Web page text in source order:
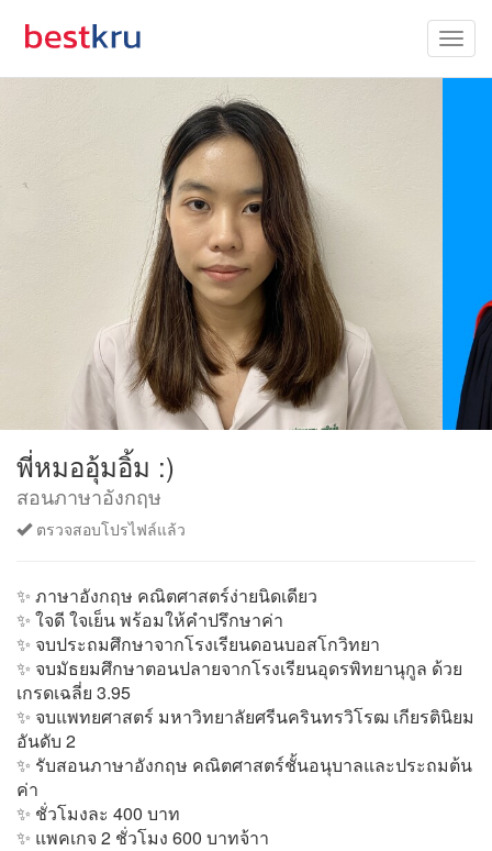
พี่หมออุ้มอิ้ม :)
สอนภาษาอังกฤษ
ตรวจสอบโปรไฟล์แล้ว
✨ ภาษาอังกฤษ คณิตศาสตร์ง่ายนิดเดียว
✨ ใจดี ใจเย็น พร้อมให้คำปรึกษาค่า
✨ จบประถมศึกษาจากโรงเรียนดอนบอสโกวิทยา
✨ จบมัธยมศึกษาตอนปลายจากโรงเรียนอุดรพิทยานุกูล ด้วย
เกรดเฉลี่ย 3.95
✨ จบแพทยศาสตร์ มหาวิทยาลัยศรีนครินทรวิโรฒ เกียรตินิยม
อันดับ 2
✨ รับสอนภาษาอังกฤษ คณิตศาสตร์ชั้นอนุบาลและประถมต้น
ค่า
✨ ชั่วโมงละ 400 บาท
✨ แพคเกจ 2 ชั่วโมง 600 บาทจ้าา